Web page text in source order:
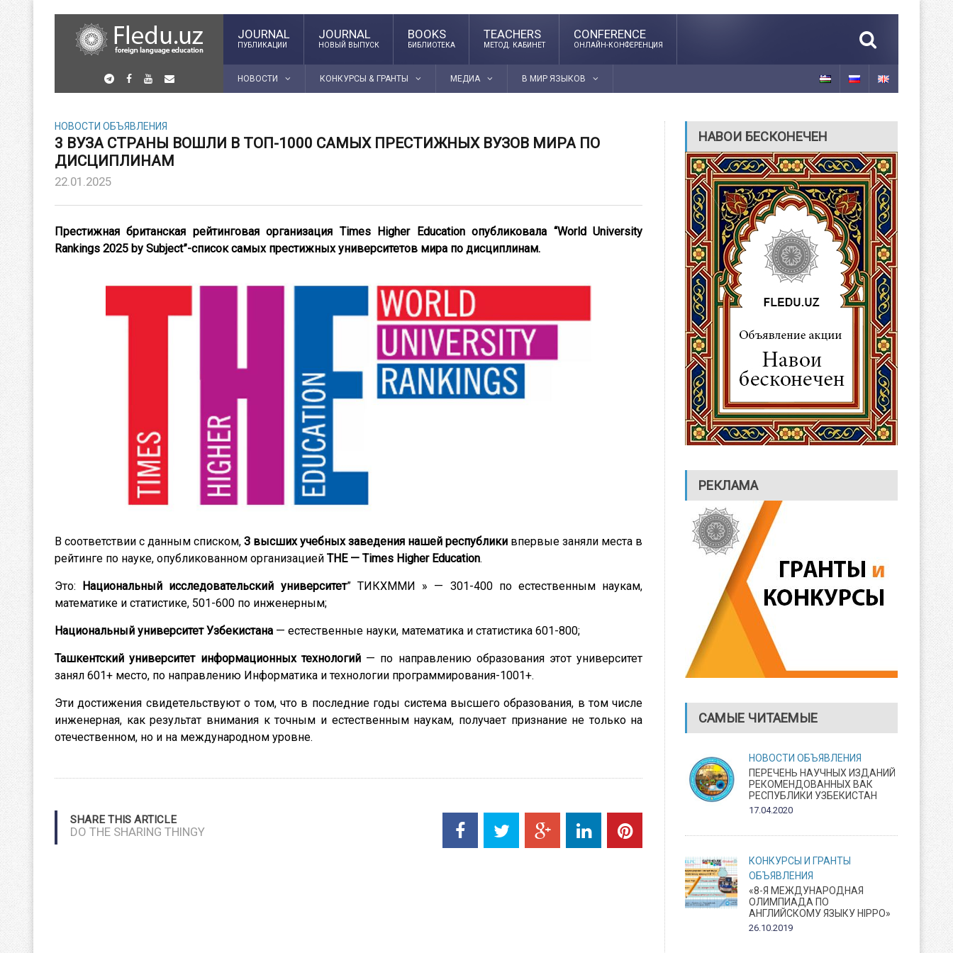
JOURNAL
ПУБЛИКАЦИИ
JOURNAL
НОВЫЙ ВЫПУСК
BOOKS
БИБЛИОТЕКА
TEACHERS
МЕТОД. КАБИНЕТ
CONFERENCE
ОНЛАЙН-КОНФЕРЕНЦИЯ
НОВОСТИ КОНКУРСЫ & ГРАНТЫ МЕДИА В МИР ЯЗЫКОВ
НОВОСТИ ОБЪЯВЛЕНИЯ
3 ВУЗА СТРАНЫ ВОШЛИ В ТОП-1000 САМЫХ ПРЕСТИЖНЫХ ВУЗОВ МИРА ПО
ДИСЦИПЛИНАМ
22.01.2025
Престижная британская рейтинговая организация Times Higher Education опубликовала “World University
Rankings 2025 by Subject”-список самых престижных университетов мира по дисциплинам.
В соответствии с данным списком,3 высших учебных заведения нашей республики впервые заняли места в
рейтинге по науке, опубликованном организацией THE — Times Higher Education.
Это: Национальный исследовательский университет” ТИКХММИ » — 301-400 по естественным наукам,
математике и статистике, 501-600 по инженерным;
Национальный университет Узбекистана — естественные науки, математика и статистика 601-800;
Ташкентский университет информационных технологий — по направлению образования этот университет
занял 601+ место, по направлению Информатика и технологии программирования-1001+.
Эти достижения свидетельствуют о том, что в последние годы система высшего образования, в том числе
инженерная, как результат внимания к точным и естественным наукам, получает признание не только на
отечественном, но и на международном уровне.
SHARE THIS ARTICLE
DO THE SHARING THINGY
НАВОИ БЕСКОНЕЧЕН
РЕКЛАМА
САМЫЕ ЧИТАЕМЫЕ
НОВОСТИ ОБЪЯВЛЕНИЯ
ПЕРЕЧЕНЬ НАУЧНЫХ ИЗДАНИЙ
РЕКОМЕНДОВАННЫХ ВАК
РЕСПУБЛИКИ УЗБЕКИСТАН
17.04.2020
КОНКУРСЫ И ГРАНТЫ
ОБЪЯВЛЕНИЯ
«8-Я МЕЖДУНАРОДНАЯ
ОЛИМПИАДА ПО
АНГЛИЙСКОМУ ЯЗЫКУ HIPPO»
26.10.2019